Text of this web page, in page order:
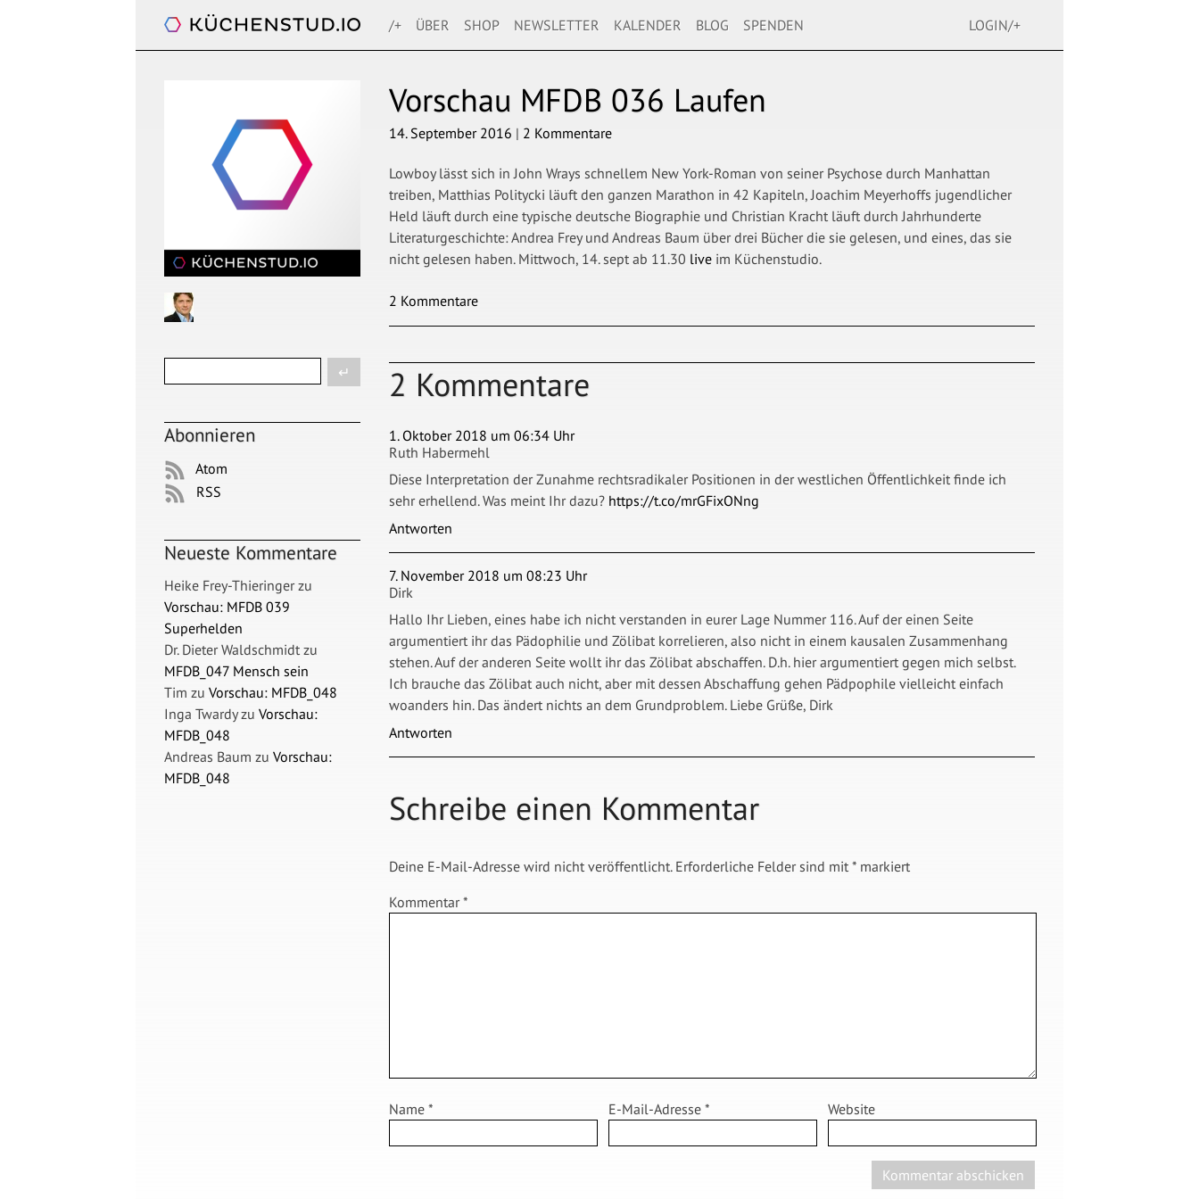
Blog
/+ ÜBER SHOP NEWSLETTER KALENDER BLOG SPENDEN LOGIN/+
Vorschau MFDB 036 Laufen
14. September 2016 | 2 Kommentare
Lowboy lässt sich in John Wrays schnellem New York-Roman von seiner Psychose durch Manhattan
treiben, Matthias Politycki läuft den ganzen Marathon in 42 Kapiteln, Joachim Meyerhoffs jugendlicher
Held läuft durch eine typische deutsche Biographie und Christian Kracht läuft durch Jahrhunderte
Literaturgeschichte: Andrea Frey und Andreas Baum über drei Bücher die sie gelesen, und eines, das sie
nicht gelesen haben. Mittwoch, 14. sept ab 11.30 live im Küchenstudio.
2 Kommentare
2 Kommentare
1. Oktober 2018 um 06:34 Uhr
Ruth Habermehl
Diese Interpretation der Zunahme rechtsradikaler Positionen in der westlichen Öffentlichkeit finde ich
sehr erhellend. Was meint Ihr dazu? https://t.co/mrGFixONng
Antworten
7. November 2018 um 08:23 Uhr
Dirk
Hallo Ihr Lieben, eines habe ich nicht verstanden in eurer Lage Nummer 116. Auf der einen Seite
argumentiert ihr das Pädophilie und Zölibat korrelieren, also nicht in einem kausalen Zusammenhang
stehen. Auf der anderen Seite wollt ihr das Zölibat abschaffen. D.h. hier argumentiert gegen mich selbst.
Ich brauche das Zölibat auch nicht, aber mit dessen Abschaffung gehen Pädpophile vielleicht einfach
woanders hin. Das ändert nichts an dem Grundproblem. Liebe Grüße, Dirk
Antworten
Schreibe einen Kommentar
Deine E-Mail-Adresse wird nicht veröffentlicht. Erforderliche Felder sind mit* markiert
Kommentar*
Name* E-Mail-Adresse* Website
Abonnieren
Atom
RSS
Neueste Kommentare
Heike Frey-Thieringerzu
Vorschau: MFDB 039
Superhelden
Dr. Dieter Waldschmidt zu
MFDB_047 Mensch sein
Tim zu Vorschau: MFDB_048
Inga Twardyzu Vorschau:
MFDB_048
Andreas Baum zu Vorschau:
MFDB_048